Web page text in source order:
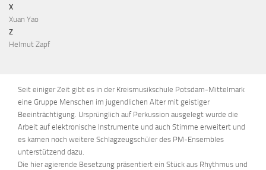
Seit einiger Zeit gibt es in der Kreismusikschule Potsdam-Mittelmark
eine Gruppe Menschen im jugendlichen Alter mit geistiger
Beeinträchtigung. Ursprünglich auf Perkussion ausgelegt wurde die
Arbeit auf elektronische Instrumente und auch Stimme erweitert und
es kamen noch weitere Schlagzeugschüler des PM-Ensembles
unterstützend dazu.
Die hier agierende Besetzung präsentiert ein Stück aus Rhythmus und
X
Xuan Yao
Z
Helmut Zapf